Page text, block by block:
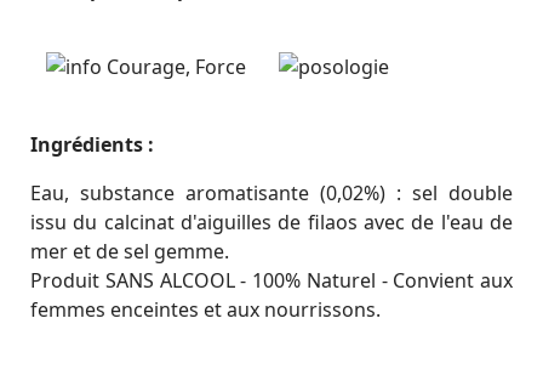
Ingrédients :
Eau, substance aromatisante (0,02%) : sel double
issu du calcinat d'aiguilles de filaos avec de l'eau de
mer et de sel gemme.
Produit SANS ALCOOL - 100% Naturel - Convient aux
femmes enceintes et aux nourrissons.